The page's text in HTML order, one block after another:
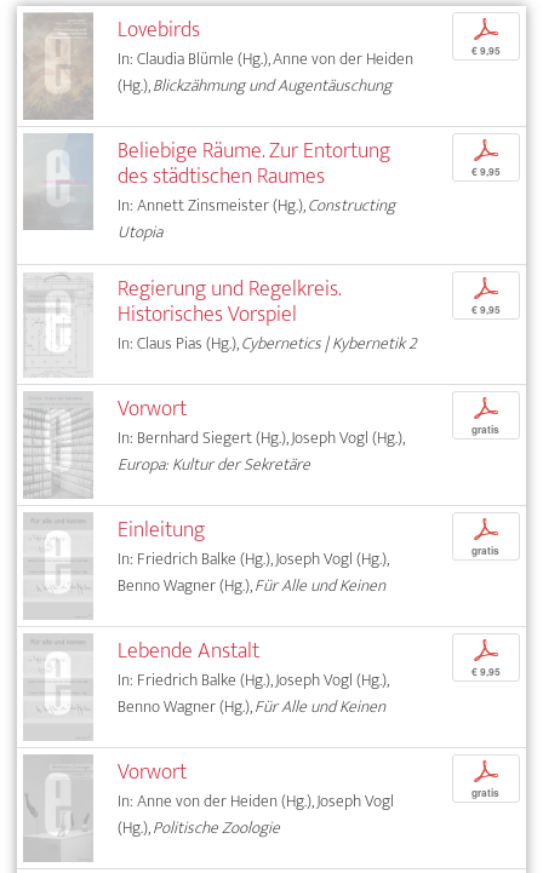
Lovebirds
In: Claudia Blümle (Hg.), Anne von der Heiden
(Hg.),Blickzähmung und Augentäuschung
p
€ 9,95
Beliebige Räume. Zur Entortung
des städtischen Raumes
In: Annett Zinsmeister (Hg.),Constructing
Utopia
p
€ 9,95
Regierung und Regelkreis.
Historisches Vorspiel
In: Claus Pias (Hg.),Cybernetics | Kybernetik 2
p
€ 9,95
Vorwort
In: Bernhard Siegert (Hg.), Joseph Vogl (Hg.),
Europa: Kultur der Sekretäre
p
gratis
Einleitung
In: Friedrich Balke (Hg.), Joseph Vogl (Hg.),
Benno Wagner (Hg.),Für Alle und Keinen
p
gratis
Lebende Anstalt
In: Friedrich Balke (Hg.), Joseph Vogl (Hg.),
Benno Wagner (Hg.),Für Alle und Keinen
p
€ 9,95
Vorwort
In: Anne von der Heiden (Hg.), Joseph Vogl
(Hg.),Politische Zoologie
p
gratis